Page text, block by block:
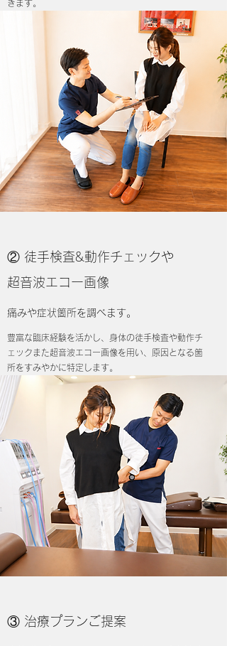
きます。
​​② 徒手検査&動作チェックや
超音波エコー画像
痛みや症状箇所を調べます。
豊富な臨床経験を活かし、身体の徒手検査や動作チ
ェックまた超音波エコー画像を用い、原因となる箇
所をすみやかに特定します。
​​③ 治療プランご提案